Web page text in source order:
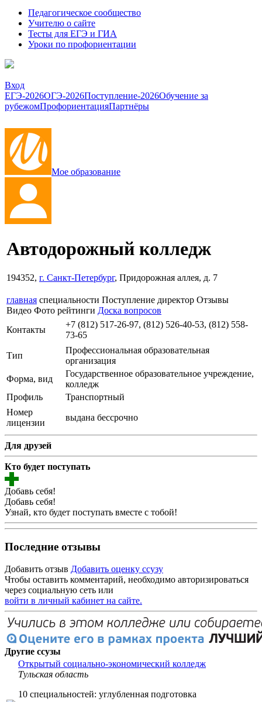
Педагогическое сообщество
Учителю о сайте
Тесты для ЕГЭ и ГИА
Уроки по профориентации
Вход
ЕГЭ-2026ОГЭ-2026Поступление-2026Обучение за
рубежомПрофориентацияПартнёры
Мое образование
Автодорожный колледж
194352, г. Санкт-Петербург, Придорожная аллея, д. 7
главная специальности Поступление директор Отзывы
Видео Фото рейтинги Доска вопросов
Контакты
+7 (812) 517-26-97, (812) 526-40-53, (812) 558-
73-65
Тип
Профессиональная образовательная
организация
Форма, вид
Государственное образовательное учреждение,
колледж
Профиль
Транспортный
Номер
лицензии
выдана бессрочно
Для друзей
Кто будет поступать
Добавь себя!
Добавь себя!
Узнай, кто будет поступать вместе с тобой!
Последние отзывы
Добавить отзыв Добавить оценку ссузу
Чтобы оставить комментарий, необходимо авторизироваться
через социальную сеть или
войти в личный кабинет на сайте.
Другие ссузы
Открытый социально-экономический колледж
Тульская область
10 специальностей: углубленная подготовка